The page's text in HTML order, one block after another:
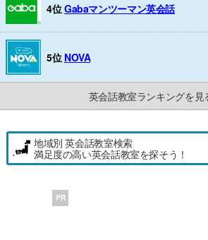
4位Gabaマンツーマン英会話
5位 NOVA
英会話教室ランキングを
地域別 英会話教室検索
満足度の高い英会話教室を探そう！
PR